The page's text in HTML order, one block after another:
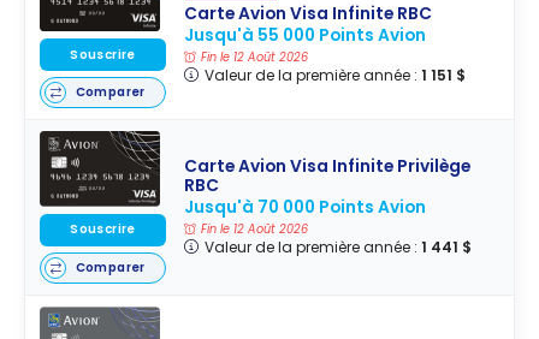
Carte Avion Visa Infinite RBC
Jusqu'à 55 000 Points Avion
Fin le 12 Août 2026
Valeur de la première année : 1 151 $
Souscrire
Comparer
Carte Avion Visa Infinite Privilège
RBC
Jusqu'à 70 000 Points Avion
Fin le 12 Août 2026
Valeur de la première année : 1 441 $
Souscrire
Comparer